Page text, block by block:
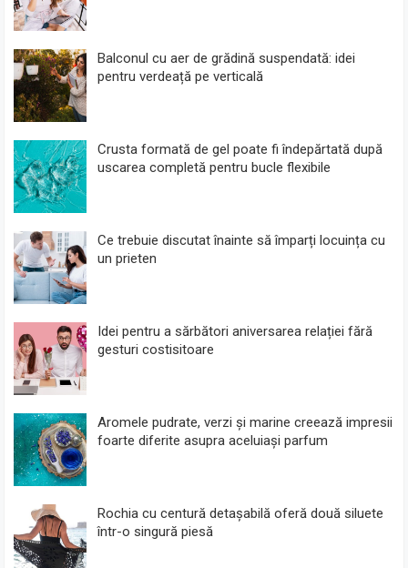
Balconul cu aer de grădină suspendată: idei
pentru verdeață pe verticală
Crusta formată de gel poate fi îndepărtată după
uscarea completă pentru bucle flexibile
Ce trebuie discutat înainte să împarți locuința cu
un prieten
Idei pentru a sărbători aniversarea relației fără
gesturi costisitoare
Aromele pudrate, verzi și marine creează impresii
foarte diferite asupra aceluiași parfum
Rochia cu centură detașabilă oferă două siluete
într-o singură piesă